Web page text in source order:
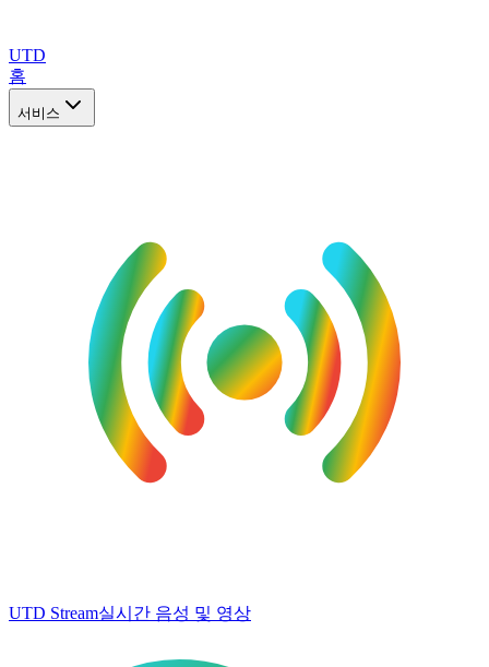
UTD
홈
서비스
UTD Stream실시간 음성 및 영상